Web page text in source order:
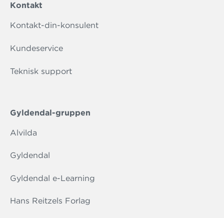
Kontakt
Kontakt-din-konsulent
Kundeservice
Teknisk support
Gyldendal-gruppen
Alvilda
Gyldendal
Gyldendal e-Learning
Hans Reitzels Forlag